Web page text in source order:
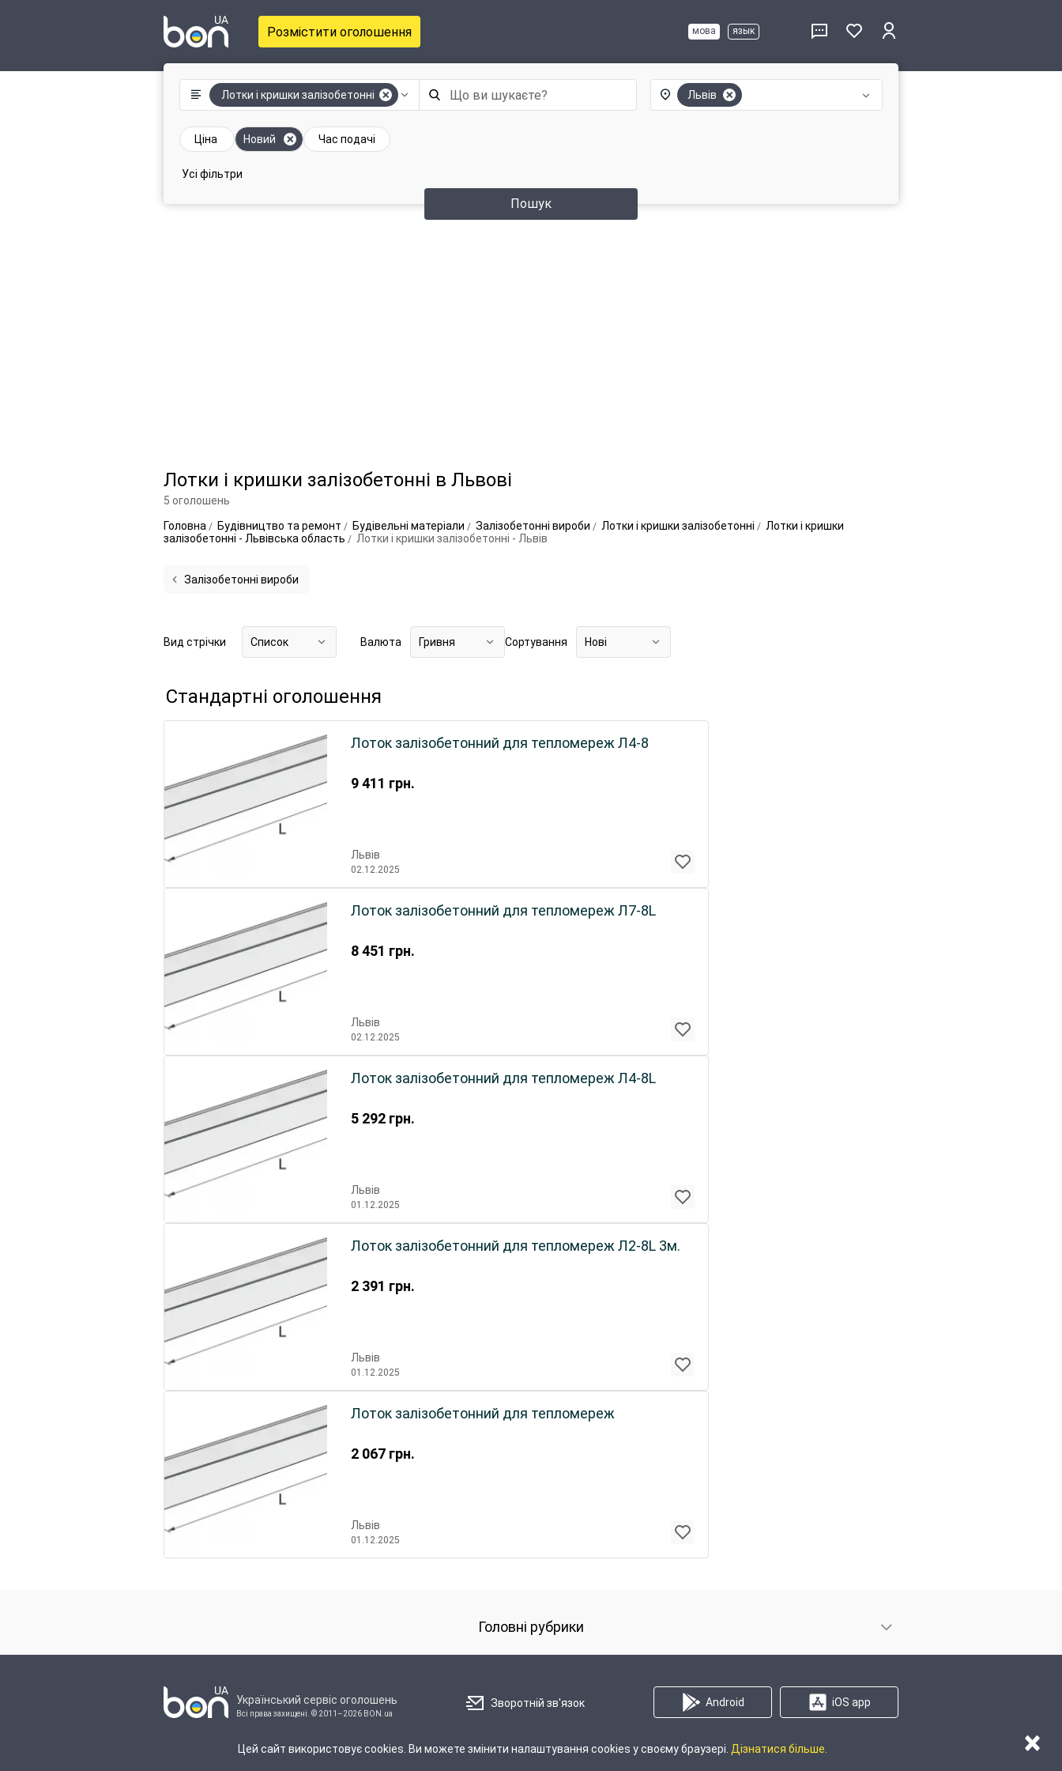
Розмістити оголошення мова язык
Лотки і кришки залізобетонні Львів
Пошук
Ціна Новий Час подачі
Усі фільтри
Лотки і кришки залізобетонні в Львові
5 оголошень
Головна
Будівництво та ремонт Будівельні матеріали Залізобетонні вироби Лотки і кришки залізобетонні
Лотки і кришки
залізобетонні - Львівська область
Лотки і кришки залізобетонні - Львів
Залізобетонні вироби
Вид стрічки Список Валюта Гривня Сортування Нові
Стандартні оголошення
9 411 грн.
Лоток залізобетонний для тепломереж Л4-8
Львів
02.12.2025
8 451 грн.
Лоток залізобетонний для тепломереж Л7-8L
Львів
02.12.2025
5 292 грн.
Лоток залізобетонний для тепломереж Л4-8L
Львів
01.12.2025
2 391 грн.
Лоток залізобетонний для тепломереж Л2-8L 3м.
Львів
01.12.2025
2 067 грн.
Лоток залізобетонний для тепломереж
Львів
01.12.2025
Головні рубрики
Цей сайт використовує cookies. Ви можете змінити налаштування cookies у своєму браузері. Дізнатися більше. ×
Український сервіс оголошень
Всі права захищені. © 2011–2026 BON.ua
Зворотній зв'язок Android iOS app
Про НасПравилаПолітика конфіденційностіРеклама на сайтіКарта регіонів